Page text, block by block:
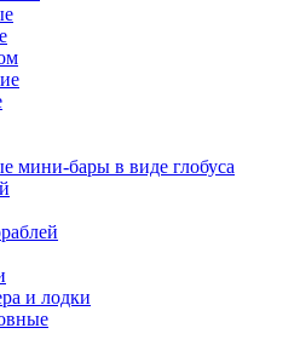
мини-бары в виде глобуса
и лодки